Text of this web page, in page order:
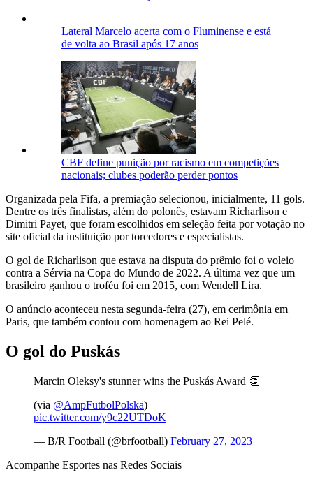
Lateral Marcelo acerta com o Fluminense e está
de volta ao Brasil após 17 anos
CBF define punição por racismo em competições
nacionais; clubes poderão perder pontos
Organizada pela Fifa, a premiação selecionou, inicialmente, 11 gols.
Dentre os três finalistas, além do polonês, estavam Richarlison e
Dimitri Payet, que foram escolhidos em seleção feita por votação no
site oficial da instituição por torcedores e especialistas.
O gol de Richarlison que estava na disputa do prêmio foi o voleio
contra a Sérvia na Copa do Mundo de 2022. A última vez que um
brasileiro ganhou o troféu foi em 2015, com Wendell Lira.
O anúncio aconteceu nesta segunda-feira (27), em cerimônia em
Paris, que também contou com homenagem ao Rei Pelé.
O gol do Puskás
Marcin Oleksy's stunner wins the Puskás Award 👏
(via @AmpFutbolPolska)
pic.twitter.com/y9c22UTDoK
— B/R Football (@brfootball) February 27, 2023
Acompanhe Esportes nas Redes Sociais